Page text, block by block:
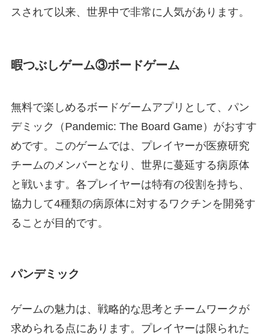
スされて以来、世界中で非常に人気があります。
暇つぶしゲーム③ボードゲーム
無料で楽しめるボードゲームアプリとして、パン
デミック（Pandemic: The Board Game）がおすす
めです。このゲームでは、プレイヤーが医療研究
チームのメンバーとなり、世界に蔓延する病原体
と戦います。各プレイヤーは特有の役割を持ち、
協力して4種類の病原体に対するワクチンを開発す
ることが目的です。
パンデミック
ゲームの魅力は、戦略的な思考とチームワークが
求められる点にあります。プレイヤーは限られた